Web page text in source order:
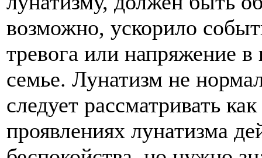
возможно, ускорило
тревога или напряжение
семье. Лунатизм не
следует рассматривать
проявлениях лунатизма